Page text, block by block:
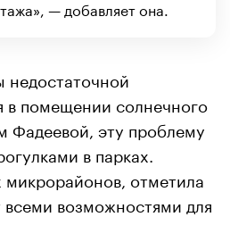
— добавляет она.
в помещении солнечного
Фадеевой, эту проблему
в парках.
отметила
возможностями для